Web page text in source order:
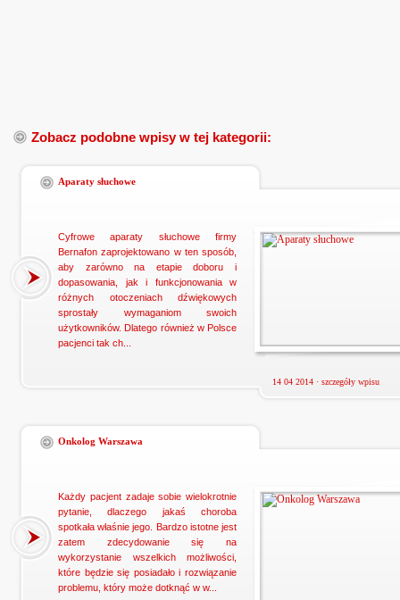
Zobacz podobne wpisy w tej kategorii:
Aparaty słuchowe
Cyfrowe aparaty słuchowe firmy
Bernafon zaprojektowano w ten sposób,
aby zarówno na etapie doboru i
dopasowania, jak i funkcjonowania w
różnych otoczeniach dźwiękowych
sprostały wymaganiom swoich
użytkowników. Dlatego również w Polsce
pacjenci tak ch...
14 04 2014 · szczegóły wpisu
Onkolog Warszawa
Każdy pacjent zadaje sobie wielokrotnie
pytanie, dlaczego jakaś choroba
spotkała właśnie jego. Bardzo istotne jest
zatem zdecydowanie się na
wykorzystanie wszelkich możliwości,
które będzie się posiadało i rozwiązanie
problemu, który może dotknąć w w...